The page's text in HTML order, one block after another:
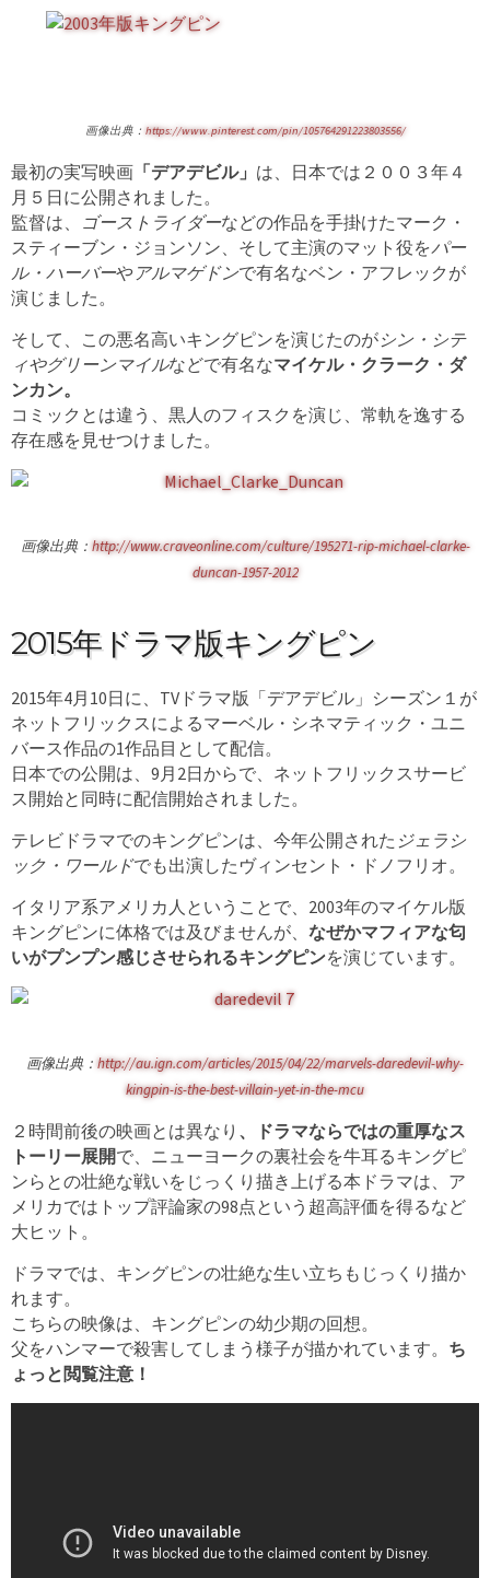
画像出典： https://www.pinterest.com/pin/105764291223803556/
最初の実写映画 「デアデビル」 は、日本では２００３年４
月５日に公開されました。
監督は、 ゴーストライダーなどの作品を手掛けたマーク・
スティーブン・ジョンソン、そして主演のマット役をパー
ル・ハーバーや アルマゲドンで有名なベン・アフレックが
演じました。
そして、この悪名高いキングピンを演じたのがシン・シテ
ィやグリーンマイルなどで有名なマイケル・クラーク・ダ
ンカン。
コミックとは違う、黒人のフィスクを演じ、常軌を逸する
存在感を見せつけました。
画像出典： http://www.craveonline.com/culture/195271-rip-michael-clarke-
duncan-1957-2012
2015年ドラマ版キングピン
2015年4月10日に、TVドラマ版「デアデビル」シーズン１が
ネットフリックスによるマーベル・シネマティック・ユニ
バース作品の1作品目として配信。
日本での公開は、9月2日からで、ネットフリックスサービ
ス開始と同時に配信開始されました。
テレビドラマでのキングピンは、今年公開された ジェラシ
ック・ワールドでも出演したヴィンセント・ドノフリオ。
イタリア系アメリカ人ということで、2003年のマイケル版
キングピンに体格では及びませんが、 なぜかマフィアな匂
いがプンプン感じさせられるキングピンを演じています。
画像出典： http://au.ign.com/articles/2015/04/22/marvels-daredevil-why-
kingpin-is-the-best-villain-yet-in-the-mcu
２時間前後の映画とは異なり 、ドラマならではの重厚なス
トーリー展開で、ニューヨークの裏社会を牛耳るキングピ
ンらとの壮絶な戦いをじっくり描き上げる本ドラマは、ア
メリカではトップ評論家の98点という超高評価を得るなど
大ヒット。
ドラマでは、キングピンの壮絶な生い立ちもじっくり描か
れます。
こちらの映像は、キングピンの幼少期の回想。
父をハンマーで殺害してしまう様子が描かれています。 ち
ょっと閲覧注意！